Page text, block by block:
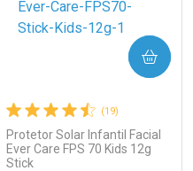
(19)
Protetor Solar Infantil Facial
Ever Care FPS 70 Kids 12g
Stick
COMPRAR